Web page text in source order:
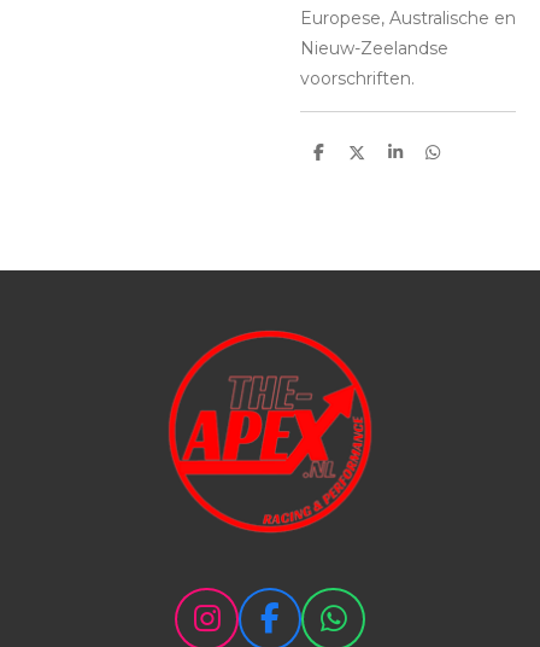
Europese, Australische en
Nieuw-Zeelandse
voorschriften.
D
D
S
D
I
F
W